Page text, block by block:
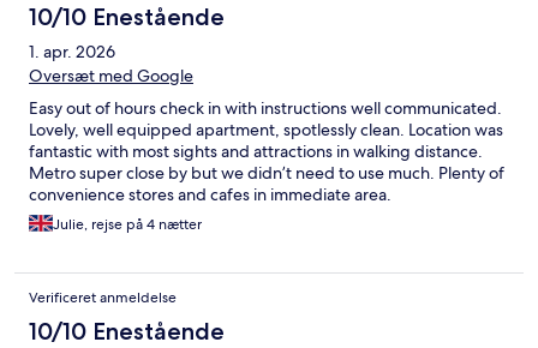
10/10 Enestående
1. apr. 2026
Oversæt med Google
Easy out of hours check in with instructions well communicated.
Lovely, well equipped apartment, spotlessly clean. Location was
fantastic with most sights and attractions in walking distance.
Metro super close by but we didn’t need to use much. Plenty of
convenience stores and cafes in immediate area.
Julie, rejse på 4 nætter
Verificeret anmeldelse
10/10 Enestående